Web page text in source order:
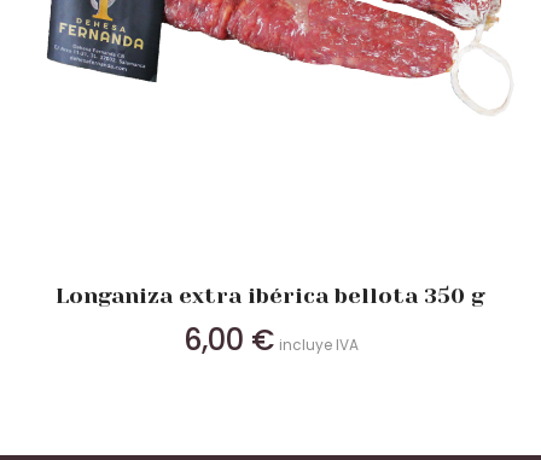
Longaniza extra ibérica bellota 350 g
6,00 € incluye IVA